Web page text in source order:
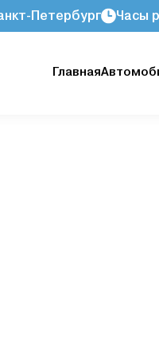
Петербург Часы
Главная